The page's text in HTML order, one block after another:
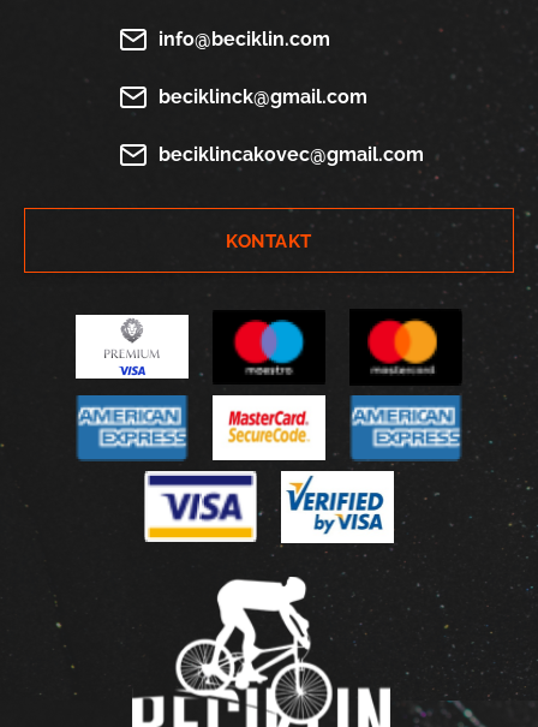
info@beciklin.com
beciklinck@gmail.com
beciklincakovec@gmail.com
KONTAKT